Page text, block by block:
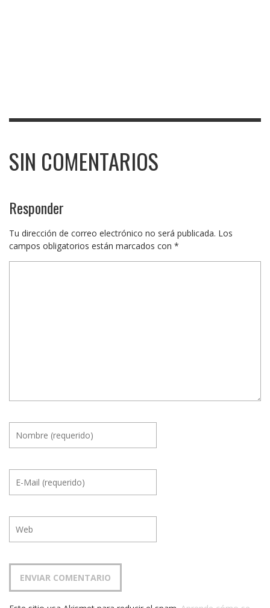
SIN COMENTARIOS
Responder
Tu dirección de correo electrónico no será publicada. Los
campos obligatorios están marcados con *